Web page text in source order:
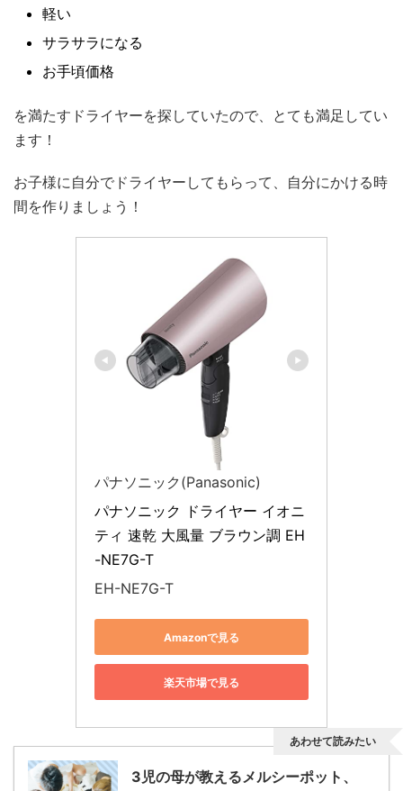
軽い
サラサラになる
お手頃価格
を満たすドライヤーを探していたので、とても満足してい
ます！
お子様に自分でドライヤーしてもらって、自分にかける時
間を作りましょう！
パナソニック(Panasonic)
パナソニック ドライヤー イオニ
ティ 速乾 大風量 ブラウン調 EH
-NE7G-T
EH-NE7G-T
Amazonで見る
楽天市場で見る
3児の母が教えるメルシーポット、
あわせて読みたい